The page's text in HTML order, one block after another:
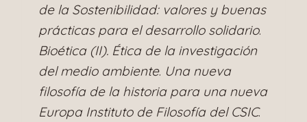
de la Sostenibilidad: valores y buenas
prácticas para el desarrollo solidario.
Bioética (II). Ética de la investigación
del medio ambiente. Una nueva
filosofía de la historia para una nueva
Europa Instituto de Filosofía del CSIC.